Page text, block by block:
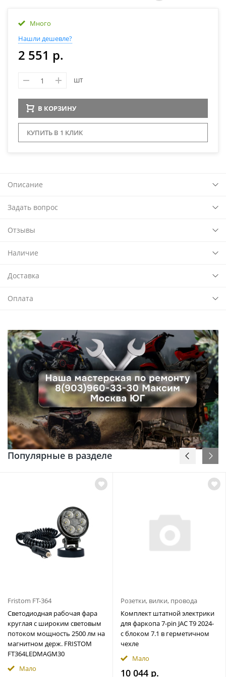
Много
Нашли дешевле?
2 551 р.
шт
В КОРЗИНУ
КУПИТЬ В 1 КЛИК
Описание
Задать вопрос
Отзывы
Наличие
Доставка
Оплата
Популярные в разделе
Fristom FT-364
Светодиодная рабочая фара
круглая с широким световым
потоком мощность 2500 лм на
магнитном держ. FRISTOM
FT364LEDMAGM30
Мало
Розетки, вилки, провода
Комплект штатной электрики
для фаркопа 7-pin JAC T9 2024-
с блоком 7.1 в герметичном
чехле
Мало
10 044 р.